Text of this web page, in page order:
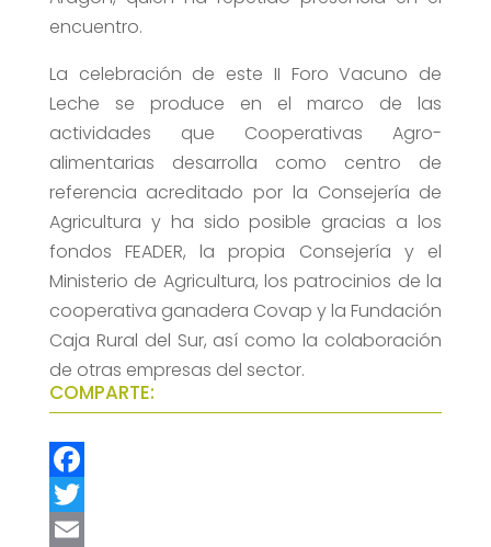
encuentro.
La celebración de este II Foro Vacuno de
Leche se produce en el marco de las
actividades que Cooperativas Agro-
alimentarias desarrolla como centro de
referencia acreditado por la Consejería de
Agricultura y ha sido posible gracias a los
fondos FEADER, la propia Consejería y el
Ministerio de Agricultura, los patrocinios de la
cooperativa ganadera Covap y la Fundación
Caja Rural del Sur, así como la colaboración
de otras empresas del sector.
COMPARTE:
F
a
T